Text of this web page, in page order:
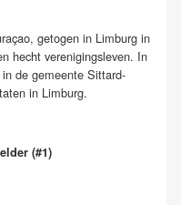
getogen in Limburg in
hecht verenigingsleven. In
de gemeente Sittard-
in Limburg.
(#1)